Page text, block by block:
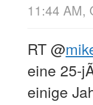
11:44 AM,
RT@
eine 25-
einige